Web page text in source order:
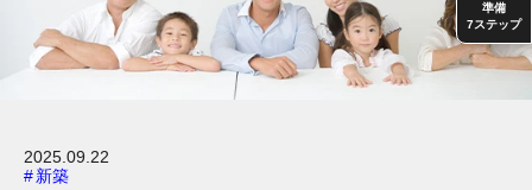
2025.09.22
#新築
準備
7ステップ